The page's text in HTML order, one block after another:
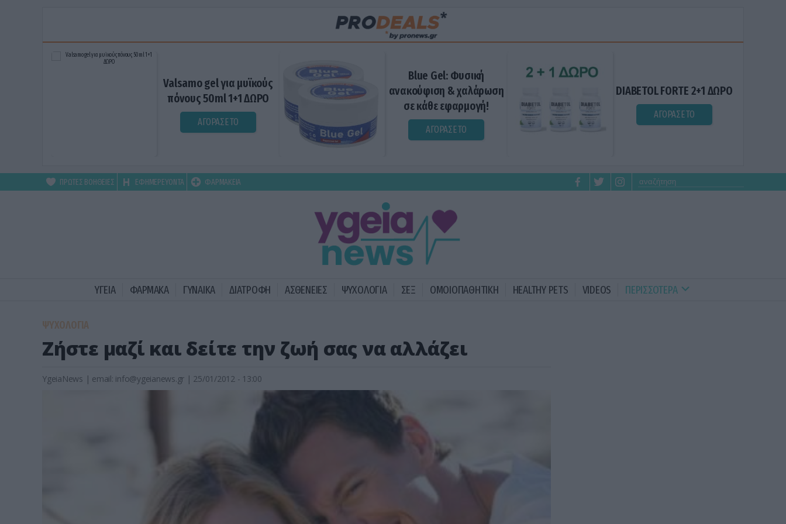
Valsamo gel για μυϊκούς
πόνους 50ml 1+1 ΔΩΡΟ
ΑΓΟΡΑΣΕ ΤΟ
Blue Gel: Φυσική
ανακούφιση & χαλάρωση
σε κάθε εφαρμογή!
ΑΓΟΡΑΣΕ ΤΟ
DIABETOL FORTE 2+1 ΔΩΡΟ
ΑΓΟΡΑΣΕ ΤΟ
ΠΡΩΤΕΣ ΒΟΗΘΕΙΕΣ ΕΦΗΜΕΡΕΥΟΝΤΑ ΦΑΡΜΑΚΕΙΑ
ΥΓΕΙΑ ΦΑΡΜΑΚΑ ΓΥΝΑΙΚΑ ΔΙΑΤΡΟΦΗ ΑΣΘΕΝΕΙΕΣ ΨΥΧΟΛΟΓΙΑ ΣΕΞ ΟΜΟΙΟΠΑΘΗΤΙΚΗ HEALTHY PETS VIDEOS ΠΕΡΙΣΣΟΤΕΡΑ
ΨΥΧΟΛΟΓΙΑ
Ζήστε μαζί και δείτε την ζωή σας να αλλάζει
YgeiaNews | email: info@ygeianews.gr | 25/01/2012 - 13:00